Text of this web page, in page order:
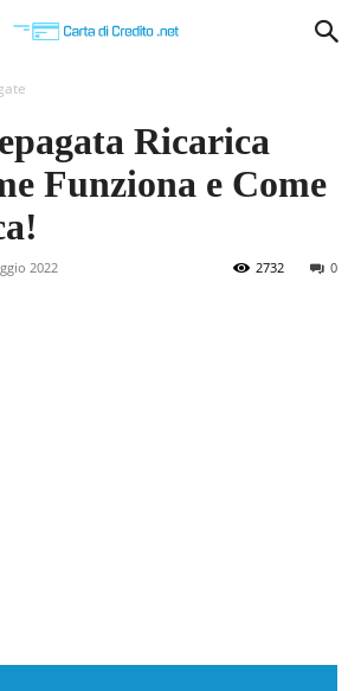
Ricarica
Funziona e Come
2022 0
2732